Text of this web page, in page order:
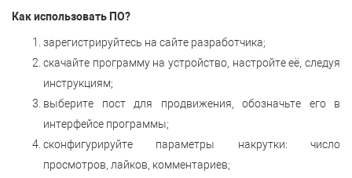
Как использовать ПО?
зарегистрируйтесь на сайте разработчика;
скачайте программу на устройство, настройте её, следуя
инструкциям;
выберите пост для продвижения, обозначьте его в
интерфейсе программы;
сконфигурируйте параметры накрутки: число
просмотров, лайков, комментариев;